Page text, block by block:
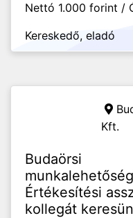
Nettó 1.000 forint /
Kereskedő, eladó
Kft.
Budaörsi
Értékesítési
kollegát